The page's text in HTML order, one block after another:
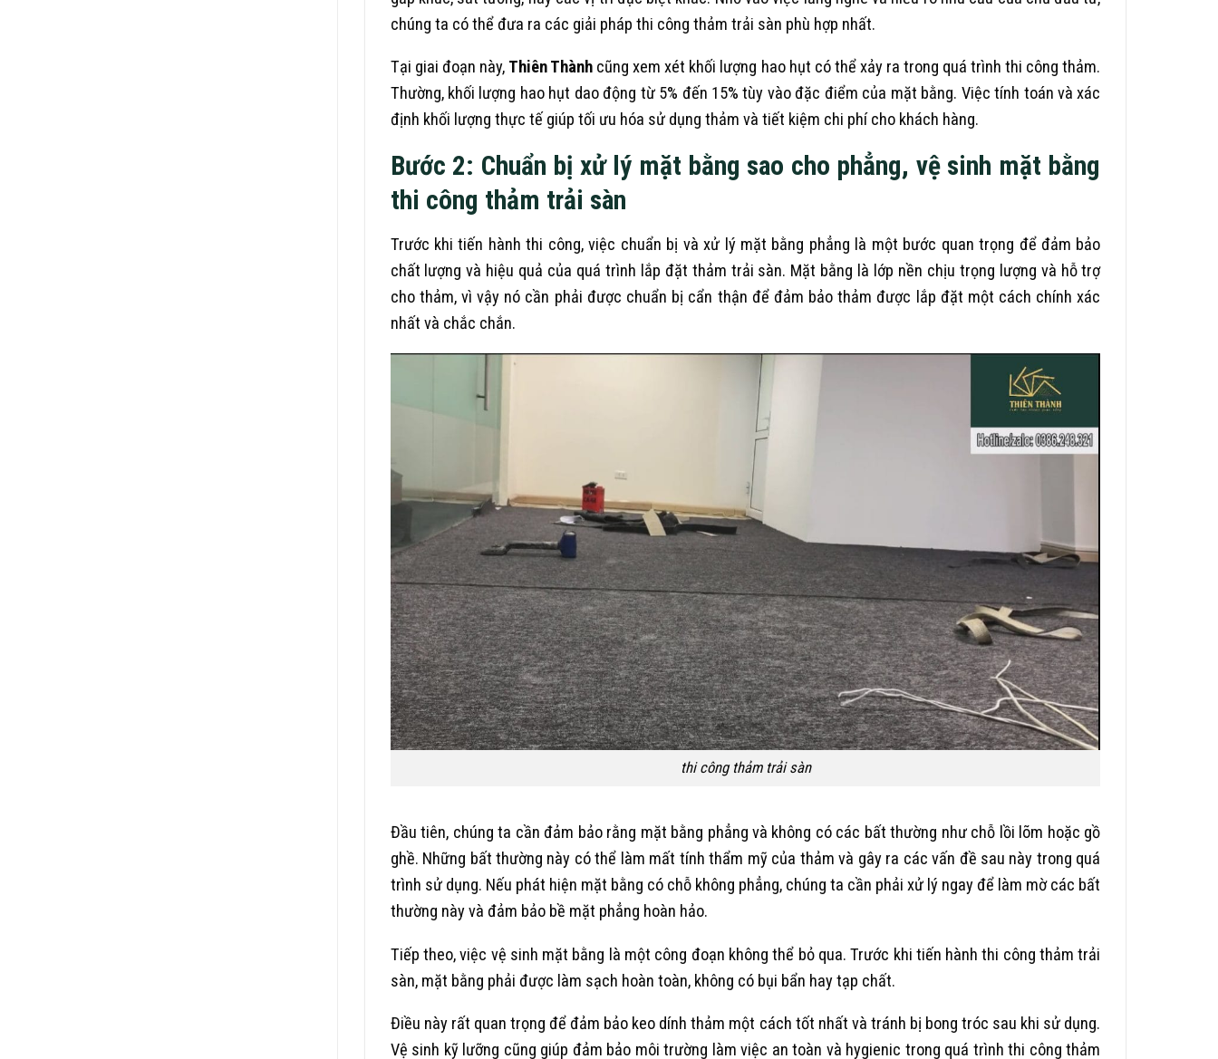
chúng ta có thể đưa ra các giải pháp thi công thảm trải sàn phù hợp nhất.
Tại giai đoạn này, Thiên Thành cũng xem xét khối lượng hao hụt có thể xảy ra trong quá trình thi công thảm.
Thường, khối lượng hao hụt dao động từ 5% đến 15% tùy vào đặc điểm của mặt bằng. Việc tính toán và xác
định khối lượng thực tế giúp tối ưu hóa sử dụng thảm và tiết kiệm chi phí cho khách hàng.
Bước 2: Chuẩn bị xử lý mặt bằng sao cho phẳng, vệ sinh mặt bằng
thi công thảm trải sàn
Trước khi tiến hành thi công, việc chuẩn bị và xử lý mặt bằng phẳng là một bước quan trọng để đảm bảo
chất lượng và hiệu quả của quá trình lắp đặt thảm trải sàn. Mặt bằng là lớp nền chịu trọng lượng và hỗ trợ
cho thảm, vì vậy nó cần phải được chuẩn bị cẩn thận để đảm bảo thảm được lắp đặt một cách chính xác
nhất và chắc chắn.
thi công thảm trải sàn
Đầu tiên, chúng ta cần đảm bảo rằng mặt bằng phẳng và không có các bất thường như chỗ lồi lõm hoặc gồ
ghề. Những bất thường này có thể làm mất tính thẩm mỹ của thảm và gây ra các vấn đề sau này trong quá
trình sử dụng. Nếu phát hiện mặt bằng có chỗ không phẳng, chúng ta cần phải xử lý ngay để làm mờ các bất
thường này và đảm bảo bề mặt phẳng hoàn hảo.
Tiếp theo, việc vệ sinh mặt bằng là một công đoạn không thể bỏ qua. Trước khi tiến hành thi công thảm trải
sàn, mặt bằng phải được làm sạch hoàn toàn, không có bụi bẩn hay tạp chất.
Điều này rất quan trọng để đảm bảo keo dính thảm một cách tốt nhất và tránh bị bong tróc sau khi sử dụng.
Vệ sinh kỹ lưỡng cũng giúp đảm bảo môi trường làm việc an toàn và hygienic trong quá trình thi công thảm